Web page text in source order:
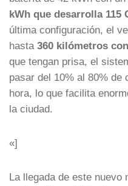
kWh que desarrolla 115
última configuración, el
hasta 360 kilómetros
que tengan prisa, el
pasar del 10% al 80% de
hora, lo que facilita
la ciudad.
«]
La llegada de este nuevo